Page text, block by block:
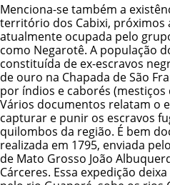
Menciona-se também a
território dos Cabixi, próximos
atualmente ocupada pelo
como Negarotê. A população
constituída de ex-escravos
de ouro na Chapada de São
por índios e caborés
Vários documentos relatam o
capturar e punir os escravos
quilombos da região. É bem
realizada em 1795, enviada
de Mato Grosso João
Cárceres. Essa expedição